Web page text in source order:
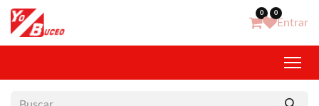
Ir al contenido 0 0
Entrar